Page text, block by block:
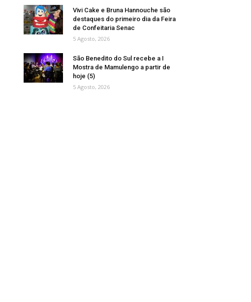
Vivi Cake e Bruna Hannouche são
destaques do primeiro dia da Feira
de Confeitaria Senac
5 Agosto, 2026
São Benedito do Sul recebe a I
Mostra de Mamulengo a partir de
hoje (5)
5 Agosto, 2026